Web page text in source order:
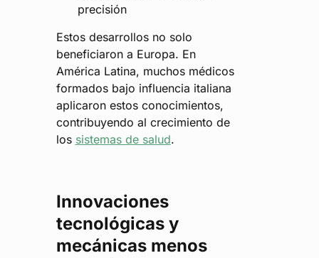
precisión
Estos desarrollos no solo
beneficiaron a Europa. En
América Latina, muchos médicos
formados bajo influencia italiana
aplicaron estos conocimientos,
contribuyendo al crecimiento de
los sistemas de salud.
Innovaciones
tecnológicas y
mecánicas menos